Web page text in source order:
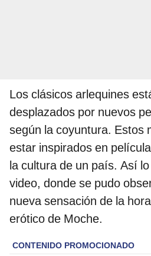
Los clásicos arlequines
desplazados por nuevos
según la coyuntura. Estos
estar inspirados en
la cultura de un país. Así
video, donde se pudo
nueva sensación de la
erótico de Moche.